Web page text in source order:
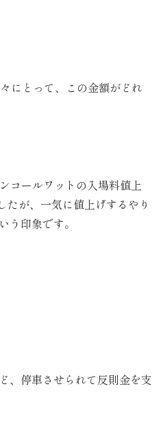
にとって、この金額がどれ
コールワットの入場料値上
たが、一気に値上げするやり
う印象です。
、停車させられて反則金を支